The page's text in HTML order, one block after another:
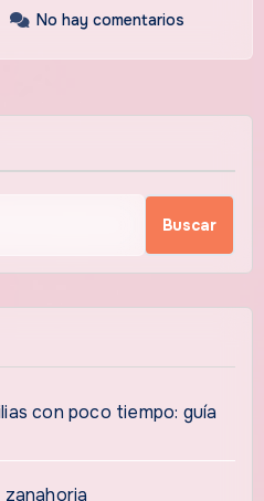
No hay comentarios
Buscar
con poco tiempo: guía